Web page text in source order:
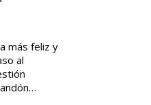
más feliz y
al